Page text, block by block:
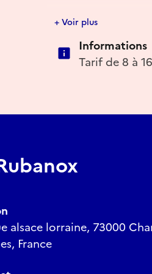
Mis en scène par
Avec Jeanne
Une création sonore
Une création
+ Voir plus
Informations
Tarif de 8 à
alsace lorraine, 73000
France